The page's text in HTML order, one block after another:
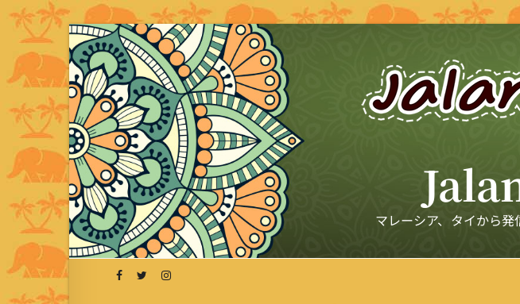
S
k
i
p
t
o
c
o
n
e
n
マレーシア、タイから